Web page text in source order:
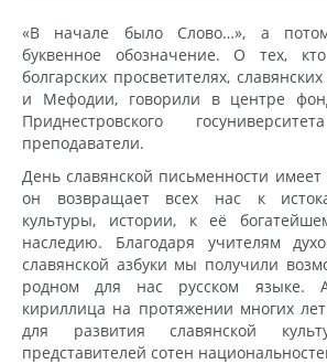
«В начале было Слово…», а
буквенное обозначение. О тех,
болгарских просветителях,
и Мефодии, говорили в центре
Приднестровского
преподаватели.
День славянской письменности
он возвращает всех нас к
культуры, истории, к её
наследию. Благодаря учителям
славянской азбуки мы получили
родном для нас русском языке.
кириллица на протяжении многих
для развития славянской
представителей сотен